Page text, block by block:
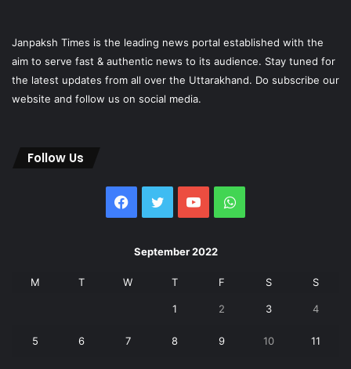
Janpaksh Times is the leading news portal established with the
aim to serve fast & authentic news to its audience. Stay tuned for
the latest updates from all over the Uttarakhand. Do subscribe our
website and follow us on social media.
Follow Us
Facebook
Twitter YouTubeWhatsApp
September 2022
M T W T F S S
1 2 3 4
5 6 7 8 9 10 11